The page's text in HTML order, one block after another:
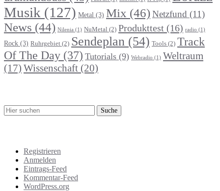
Musik (127) Metal (3) Mix (46)Netzfund (11)
News (44) Nilenia (1) NuMetal (2) Produkttest (16) radio (1)
Rock (3) Ruhrgebiet (2) Sendeplan (54) Tools (2) Track
Of The Day (37) Tutorials (9) Webradio (1) Weltraum
(17) Wissenschaft (20)
Registrieren
Anmelden
Eintrags-Feed
Kommentar-Feed
WordPress.org